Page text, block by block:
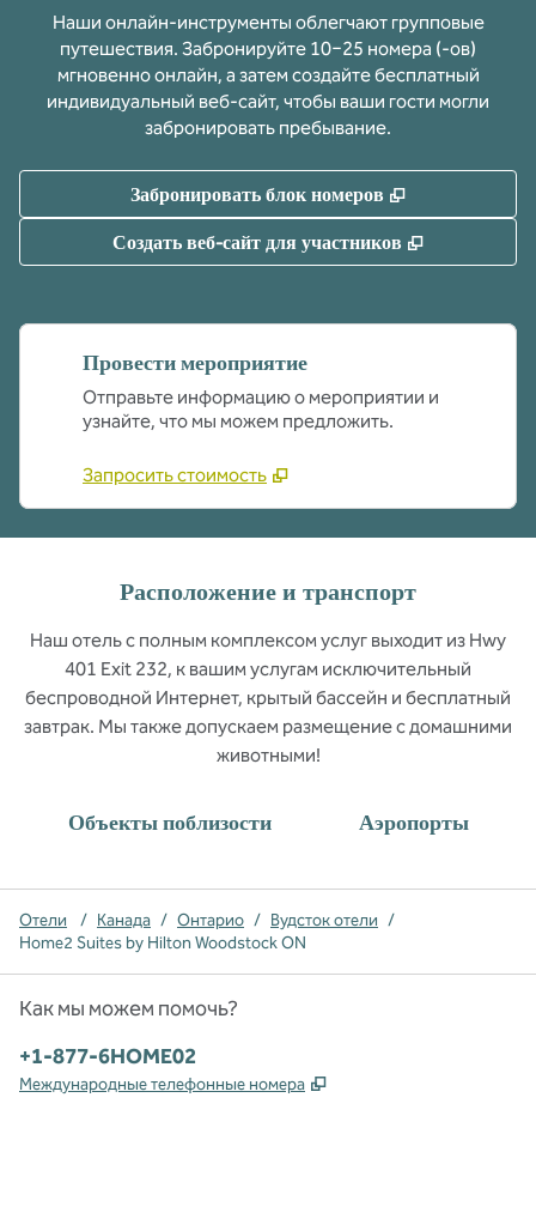
Наши онлайн-инструменты облегчают групповые
путешествия. Забронируйте 10−25 номера (-ов)
мгновенно онлайн, а затем создайте бесплатный
индивидуальный веб-сайт, чтобы ваши гости могли
забронировать пребывание.
Забронировать блок номеров ,
Создать веб-сайт для участников ,
Провести мероприятие
Отправьте информацию о мероприятии и
узнайте, что мы можем предложить.
Запросить стоимость
Расположение и транспорт
Наш отель с полным комплексом услуг выходит из Hwy
401 Exit 232, к вашим услугам исключительный
беспроводной Интернет, крытый бассейн и бесплатный
завтрак. Мы также допускаем размещение с домашними
животными!
Объекты поблизости Аэропорты
Отели / Канада / Онтарио / Вудсток отели /
Home2 Suites by Hilton Woodstock ON
Как мы можем помочь?
Телефон:
+1-877-6HOME02
Международные телефонные номера ,